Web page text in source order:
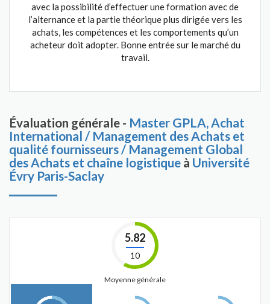
avec la possibilité d’effectuer une formation avec de
l’alternance et la partie théorique plus dirigée vers les
achats, les compétences et les comportements qu’un
acheteur doit adopter. Bonne entrée sur le marché du
travail.
Évaluation générale - Master GPLA, Achat
International / Management des Achats et
qualité fournisseurs / Management Global
des Achats et chaîne logistique à Université
Évry Paris-Saclay
5.82
10
Moyenne générale